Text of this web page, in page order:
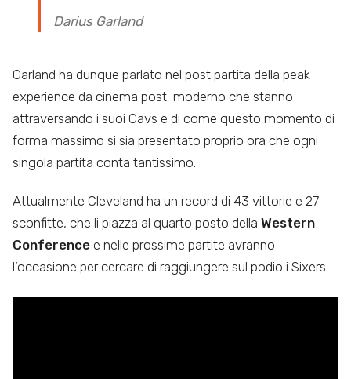
Darius Garland
Garland ha dunque parlato nel post partita della peak
experience da cinema post-moderno che stanno
attraversando i suoi Cavs e di come questo momento di
forma massimo si sia presentato proprio ora che ogni
singola partita conta tantissimo.
Attualmente Cleveland ha un record di 43 vittorie e 27
sconfitte, che li piazza al quarto posto della Western
Conference e nelle prossime partite avranno
l’occasione per cercare di raggiungere sul podio i Sixers.